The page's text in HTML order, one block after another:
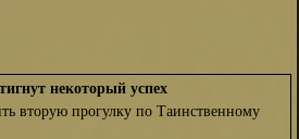
некоторый успех
вторую прогулку по Таинственному